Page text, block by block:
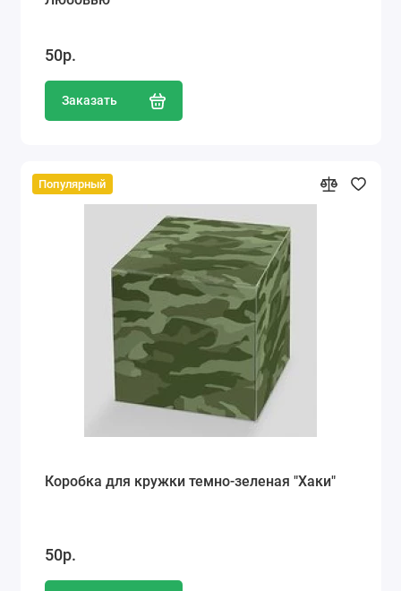
50р.
Заказать
Популярный
Коробка для кружки темно-зеленая "Хаки"
50р.